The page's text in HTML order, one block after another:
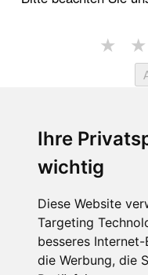
Ihre
wichtig
Diese Website
Targeting
besseres
die Werbung, die
★ ★
4.7 von
EMPFEHLUNGEN:
LINKS:
Impressum
Rolf Wacker